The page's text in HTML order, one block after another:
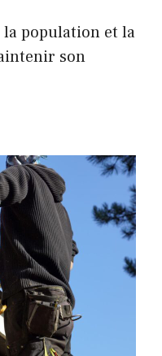
population et la
son